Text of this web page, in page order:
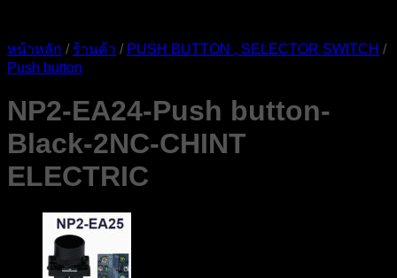
หน้าหลัก / ร้านค้า / PUSH BUTTON , SELECTOR SWITCH /
Push button
NP2-EA24-Push button-
Black-2NC-CHINT
ELECTRIC